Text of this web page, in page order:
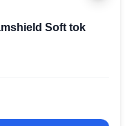
Soft tok